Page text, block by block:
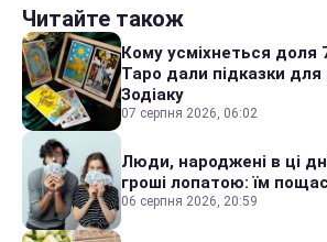
Читайте також
Кому усміхнеться доля
Таро дали підказки для
Зодіаку
07 серпня 2026, 06:02
Люди, народжені в ці
гроші лопатою: їм
06 серпня 2026, 20:59